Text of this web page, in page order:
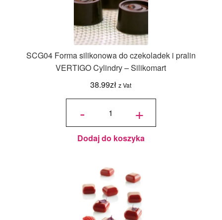
SCG04 Forma silikonowa do czekoladek i pralin
VERTIGO Cylindry – Silikomart
38.99zł z Vat
-
ilość
silikonowa
do
czekoladek
i pralin
VERTIGO
Silikomart
+
Dodaj do koszyka